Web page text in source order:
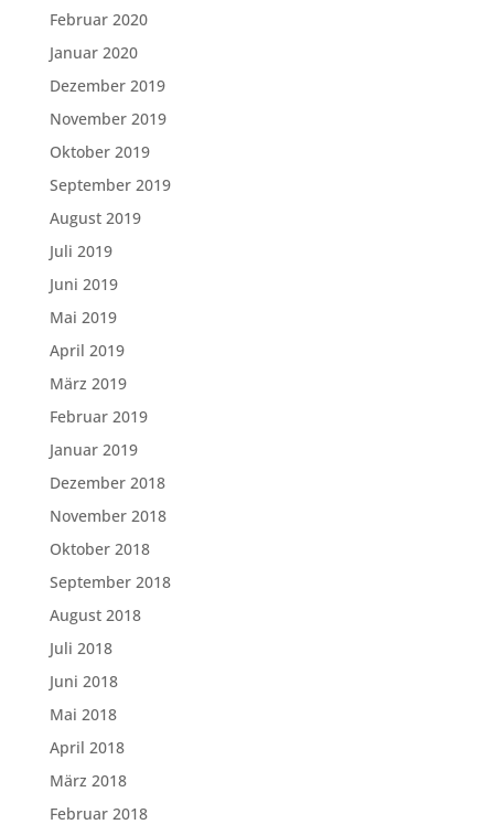
Februar 2020
Januar 2020
Dezember 2019
November 2019
Oktober 2019
September 2019
August 2019
Juli 2019
Juni 2019
Mai 2019
April 2019
März 2019
Februar 2019
Januar 2019
Dezember 2018
November 2018
Oktober 2018
September 2018
August 2018
Juli 2018
Juni 2018
Mai 2018
April 2018
März 2018
Februar 2018